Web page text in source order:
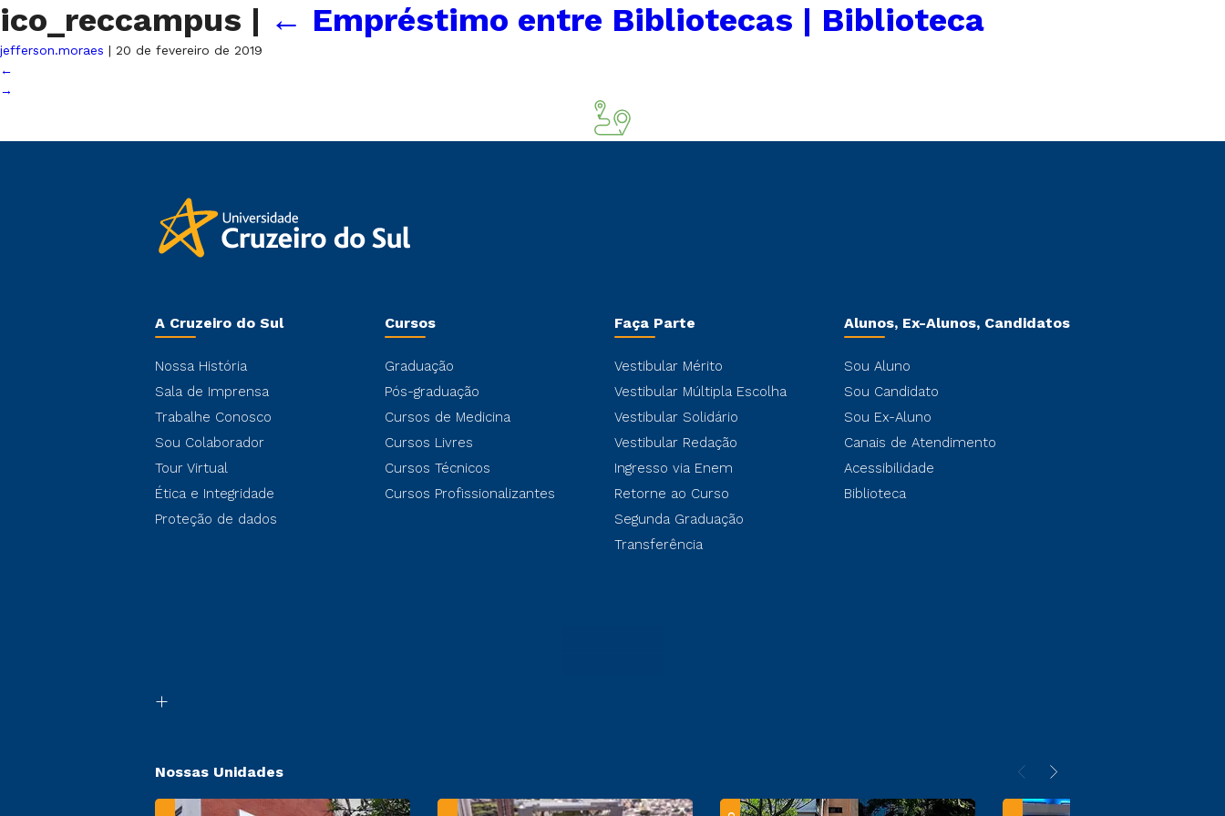
ico_reccampus | ← Empréstimo entre Bibliotecas | Biblioteca
jefferson.moraes | 20 de fevereiro de 2019
←
→
A Cruzeiro do Sul
Nossa História
Sala de Imprensa
Trabalhe Conosco
Sou Colaborador
Tour Virtual
Ética e Integridade
Proteção de dados
Cursos
Graduação
Pós-graduação
Cursos de Medicina
Cursos Livres
Cursos Técnicos
Cursos Profissionalizantes
Faça Parte
Vestibular Mérito
Vestibular Múltipla Escolha
Vestibular Solidário
Vestibular Redação
Ingresso via Enem
Retorne ao Curso
Segunda Graduação
Transferência
Alunos, Ex-Alunos, Candidatos
Sou Aluno
Sou Candidato
Sou Ex-Aluno
Canais de Atendimento
Acessibilidade
Biblioteca
Nossas Unidades